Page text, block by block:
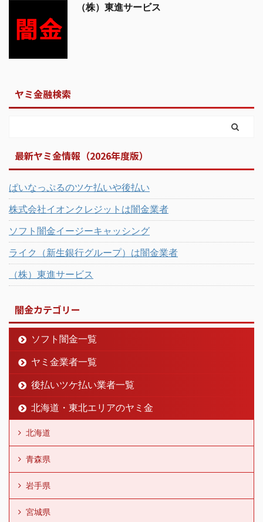
（株）東進サービス
ヤミ金融検索
最新ヤミ金情報（2026年度版）
ぱいなっぷるのツケ払いや後払い
株式会社イオンクレジットは闇金業者
ソフト闇金イージーキャッシング
ライク（新生銀行グループ）は闇金業者
（株）東進サービス
闇金カテゴリー
ソフト闇金一覧
ヤミ金業者一覧
後払いツケ払い業者一覧
北海道・東北エリアのヤミ金
北海道
青森県
岩手県
宮城県